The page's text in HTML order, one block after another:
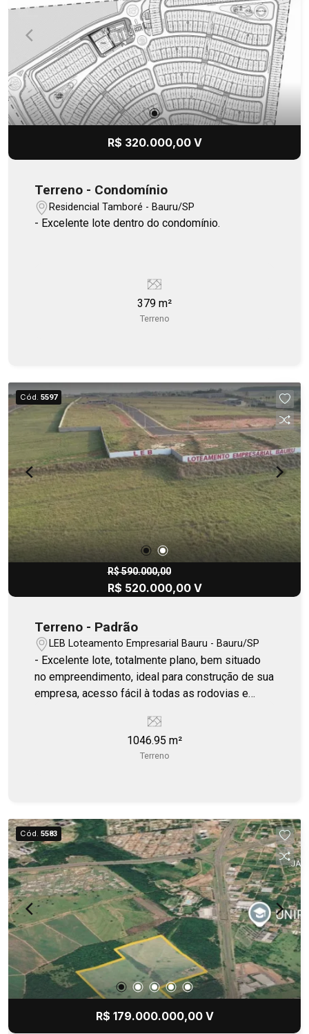
R$ 320.000,00 V
Terreno - Condomínio
Residencial Tamboré - Bauru/SP
- Excelente lote dentro do condomínio.
379 m²
Terreno
Cód. 5597
R$ 590.000,00
R$ 520.000,00 V
Terreno - Padrão
LEB Loteamento Empresarial Bauru - Bauru/SP
- Excelente lote, totalmente plano, bem situado
no empreendimento, ideal para construção de sua
empresa, acesso fácil à todas as rodovias e
1046.95 m²
Terreno
Cód. 5583
R$ 179.000.000,00 V